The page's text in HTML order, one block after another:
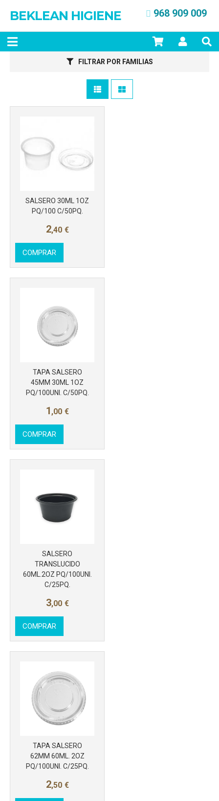
BEKLEAN HIGIENE 968 909 009
FILTRAR POR FAMILIAS
SALSERO 30ML 1OZ
PQ/100 C/50PQ.
2,40 €
COMPRAR
TAPA SALSERO
45MM 30ML 1OZ
PQ/100UNI. C/50PQ.
1 ,00 €
COMPRAR
Más info
SALSERO
TRANSLUCIDO
60ML.2OZ PQ/100UNI.
C/25PQ.
3,00 €
COMPRAR
Más info
TAPA SALSERO
62MM 60ML. 2OZ
PQ/100UNI. C/25PQ.
2,50 €
Más info
Más info